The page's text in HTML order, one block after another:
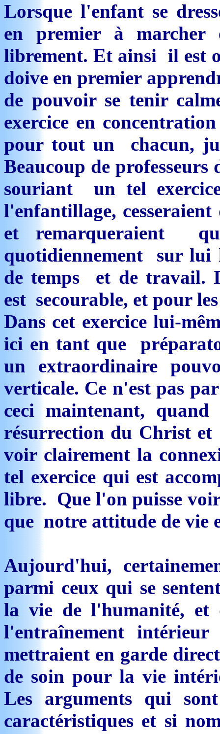
Lorsque l'enfant se
en premier à
librement. Et ainsi il est
doive en premier
de pouvoir se tenir
exercice en
pour tout un chacun,
Beaucoup de
souriant un tel
l'enfantillage,
et remarqueraient
quotidiennement sur lui
de temps et de travail.
est secourable, et pour
Dans cet exercice lui-
ici en tant que
un extraordinaire
verticale. Ce n'est pas
ceci maintenant,
résurrection du Christ et
voir clairement la
tel exercice qui est
libre. Que l'on puisse
que notre attitude de vie
Aujourd'hui,
parmi ceux qui se
la vie de l'humanité, et
l'entraînement
mettraient en garde
de soin pour la vie
Les arguments qui
caractéristiques et si